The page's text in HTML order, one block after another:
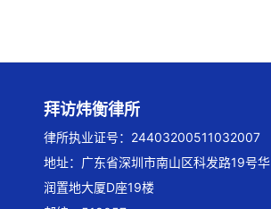
拜访炜衡律所
律所执业证号：24403200511032007
地址：广东省深圳市南山区科发路19号华
润置地大厦D座19楼